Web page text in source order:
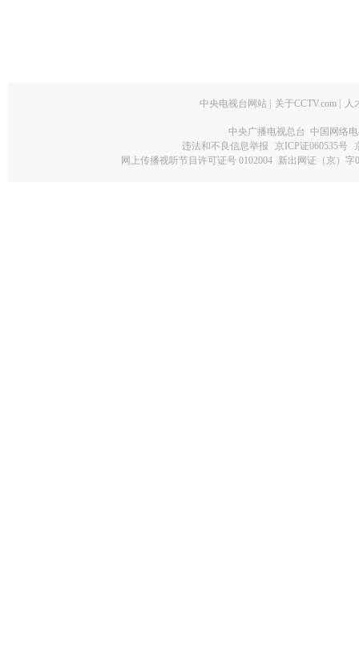
中央电视台网站 关于CCTV.com 人
中央广播电视总台 中国网络
违法和不良信息举报
京ICP证060535号
网上传播视听节目许可证号 0102004 新出网证（京）